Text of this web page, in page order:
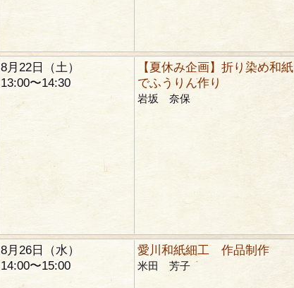
8月22日（土）
13:00〜14:30
【夏休み企画】折り染め和紙
でふうりん作り
岩坂 奈保
8月26日（水）
14:00〜15:00
愛川和紙細工 作品制作
米田 芳子